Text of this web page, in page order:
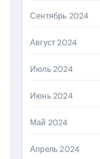
Сентябрь 2024
Август 2024
Июль 2024
Июнь 2024
Май 2024
Апрель 2024